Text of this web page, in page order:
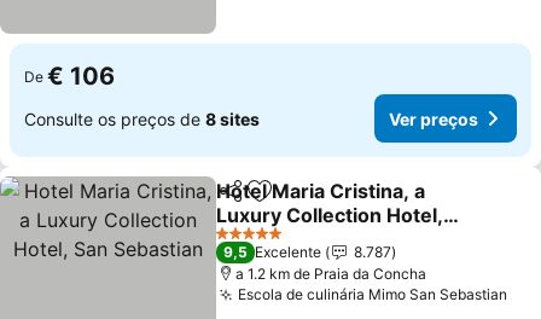
De € 106
Consulte os preços de 8 sites Ver preços
PartilharAdicionar aos favoritos
Hotel Maria Cristina, a
Luxury Collection Hotel,
San Sebastian
5 Estrelas
9,5 Excelente
8.787
a 1.2 km de Praia da Concha
Escola de culinária Mimo San Sebastian